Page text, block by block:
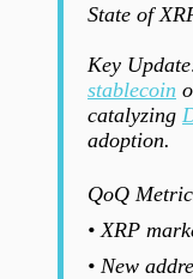
State of
Key
stablecoin
catalyzing
adoption.
QoQ
• XRP
• New